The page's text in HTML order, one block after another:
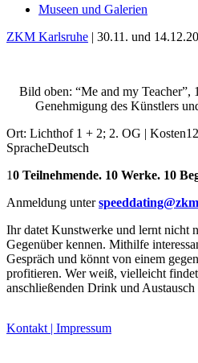
Uli Rothfuss
Harald Schwiers
Museen und Galerien
ZKM Karlsruhe | 30.11. und
Bild oben: “Me and my
Genehmigung des Künstlers
Ort: Lichthof 1 + 2; 2. OG |
SpracheDeutsch
10 Teilnehmende. 10 Werke. 10
Anmeldung unter
Ihr datet Kunstwerke und lernt nicht
Gegenüber kennen. Mithilfe
Gespräch und könnt von einem
profitieren. Wer weiß, vielleicht
anschließenden Drink und
Kontakt | Impressum